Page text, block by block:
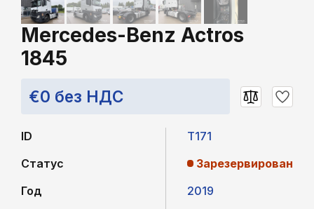
Mercedes-Benz Actros
1845
€0 без НДС
ID
Статус
Год
T171
Зарезервирован
2019